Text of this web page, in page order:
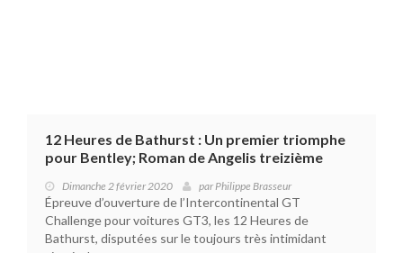
12 Heures de Bathurst : Un premier triomphe
pour Bentley; Roman de Angelis treizième
Dimanche 2 février 2020 parPhilippe Brasseur
Épreuve d’ouverture de l’Intercontinental GT
Challenge pour voitures GT3, les 12 Heures de
Bathurst, disputées sur le toujours très intimidant